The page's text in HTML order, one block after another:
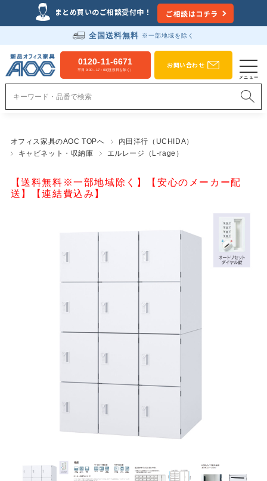
まとめ買いのご相談受付中！ ご相談はコチラ
全国送料無料 ※一部地域を除く
0120-11-6671
平日 9:00～17：00(祝祭日を除く）
お問い合わせ
オフィス家具のAOC TOPへ
内田洋行（UCHIDA）
キャビネット・収納庫
エルレージ（L-rage）
【送料無料※一部地域除く】【安心のメーカー配
送】【連結費込み】